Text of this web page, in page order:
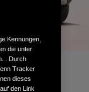
Kennungen,
die unter
. Durch
Tracker
dieses
den Link